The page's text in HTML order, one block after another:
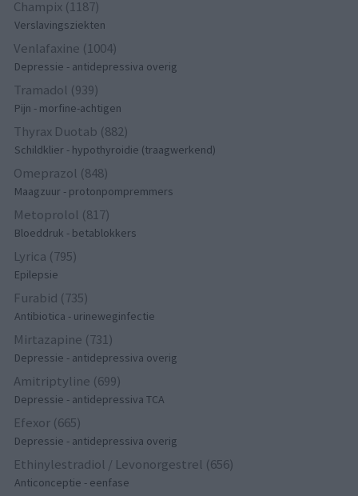
Champix (1187)
Verslavingsziekten
Venlafaxine (1004)
Depressie - antidepressiva overig
Tramadol (939)
Pijn - morfine-achtigen
Thyrax Duotab (882)
Schildklier - hypothyroidie (traagwerkend)
Omeprazol (848)
Maagzuur - protonpompremmers
Metoprolol (817)
Bloeddruk - betablokkers
Lyrica (795)
Epilepsie
Furabid (735)
Antibiotica - urineweginfectie
Mirtazapine (731)
Depressie - antidepressiva overig
Amitriptyline (699)
Depressie - antidepressiva TCA
Efexor (665)
Depressie - antidepressiva overig
Ethinylestradiol / Levonorgestrel (656)
Anticonceptie - eenfase